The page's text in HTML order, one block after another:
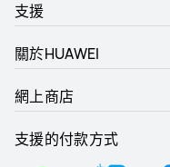
支援
關於HUAWEI
網上商店
支援的付款方式